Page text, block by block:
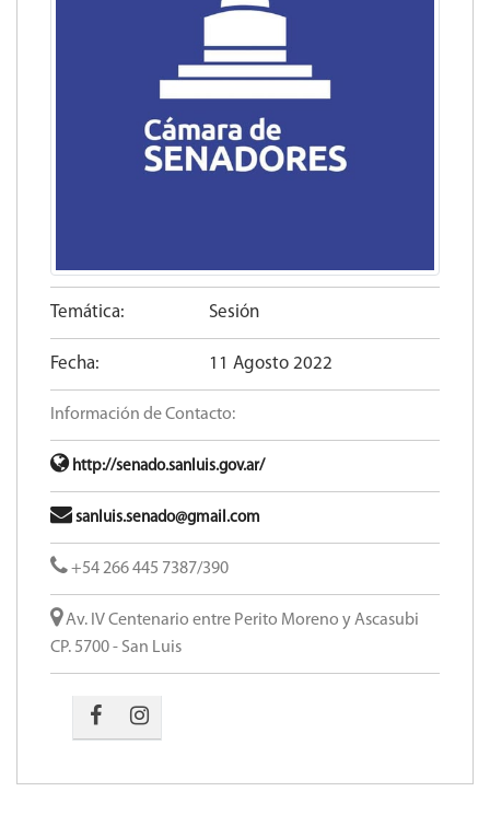
Temática: Sesión
Fecha: 11 Agosto 2022
Información de Contacto:
http://senado.sanluis.gov.ar/
sanluis.senado@gmail.com
+54 266 445 7387/390
Av. IV Centenario entre Perito Moreno y Ascasubi
CP. 5700 - San Luis